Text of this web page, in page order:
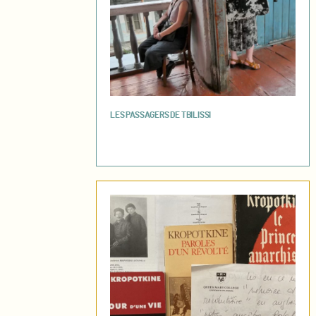
LES PASSAGERS DE TBILISSI